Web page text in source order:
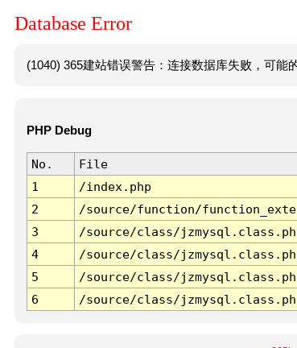
Database Error
(1040) 365建站错误警告：连接数据库失败，可能
PHP Debug
No. File
1
/index.php
2
/source/function/
3
/source/class/
4
/source/class/
5
/source/class/
6
/source/class/